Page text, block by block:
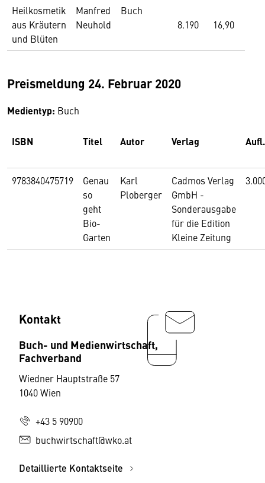
Heilkosmetik
aus Kräutern
und Blüten
Manfred
Neuhold
Buch
8.190
16,90
Preismeldung 24. Februar 2020
Medientyp: Buch
ISBN Titel Autor Verlag Aufl.
9783840475719
Genau
so
geht
Bio-
Garten
Karl
Ploberger
Cadmos Verlag
GmbH -
Sonderausgabe
für die Edition
Kleine Zeitung
Kontakt
Buch- und Medienwirtschaft,
Fachverband
Wiedner Hauptstraße 57
1040 Wien
+43 5 90900
buchwirtschaft@wko.at
Detaillierte Kontaktseite